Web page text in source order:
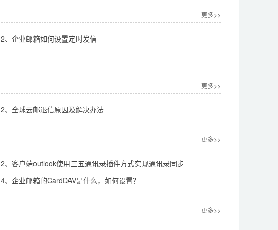
更多>>
2、企业邮箱如何设置定时发信
更多>>
2、全球云邮退信原因及解决办法
更多>>
2、客户端outlook使用三五通讯录插件方式实现通讯录同步
4、企业邮箱的CardDAV是什么，如何设置？
更多>>